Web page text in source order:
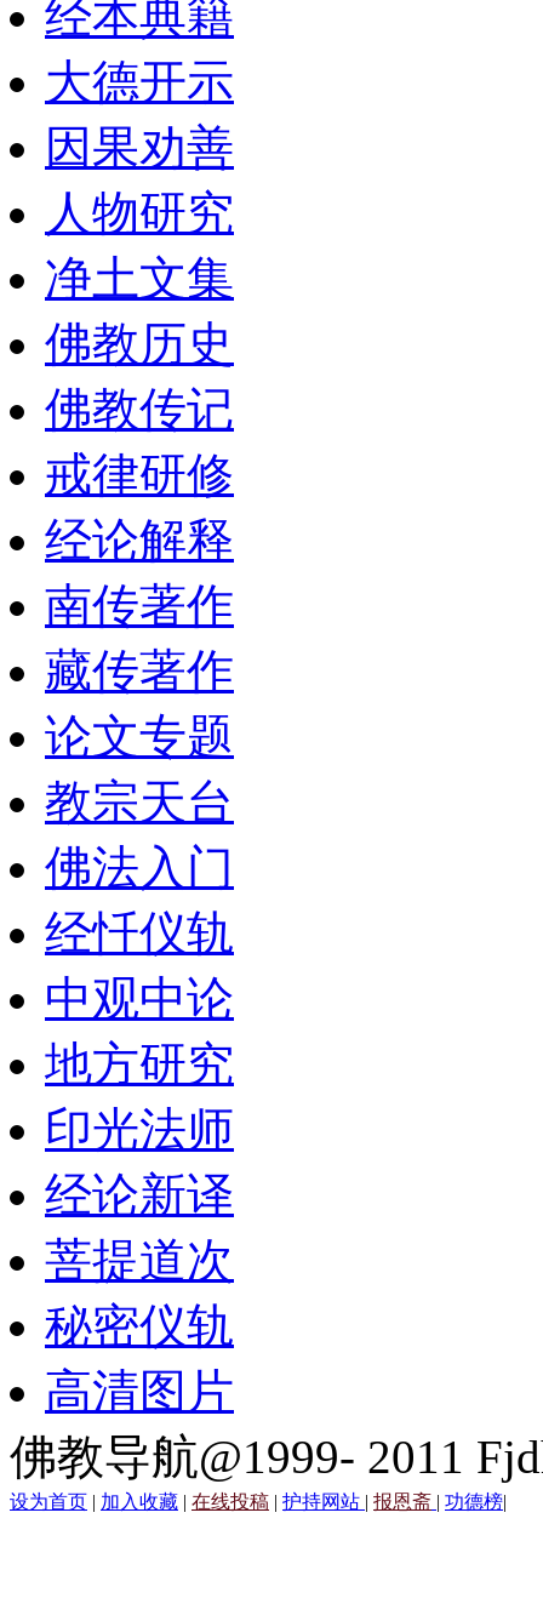
经本典籍
大德开示
因果劝善
人物研究
净土文集
佛教历史
佛教传记
戒律研修
经论解释
南传著作
藏传著作
论文专题
教宗天台
佛法入门
经忏仪轨
中观中论
地方研究
印光法师
经论新译
菩提道次
秘密仪轨
高清图片
佛教导航@1999- 2011
设为首页 | 加入收藏 | 在线投稿 | 护持网站 | 报恩斋 | 功德榜|